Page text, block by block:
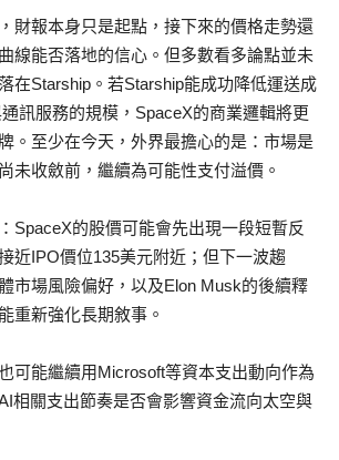
財報本身只是起點，接下來的價格走勢還
線能否落地的信心。但多數看多論點並未
在Starship。若Starship能成功降低運送成
訊服務的規模，SpaceX的商業邏輯將更
。至少在今天，外界最擔心的是：市場是
未收斂前，繼續為可能性支付溢價。
SpaceX的股價可能會先出現一段短暫反
近IPO價位135美元附近；但下一波趨
市場風險偏好，以及Elon Musk的後續釋
重新強化長期敘事。
可能繼續用Microsoft等資本支出動向作為
相關支出節奏是否會影響資金流向太空與